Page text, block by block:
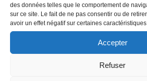
des données telles que le comportement de
sur ce site. Le fait de ne pas consentir ou de
avoir un effet négatif sur certaines
Accepter
Refuser
* Modifiez la durée de fonctionnement
programme normal
* Utilise 4 piles AAA (incluses) pour
* L’arrêt automatique prolonge